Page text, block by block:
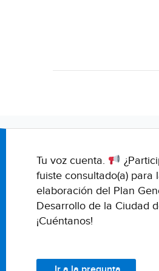
Tu voz cuenta.
fuiste consultado(a) para
elaboración del Plan
Desarrollo de la Ciudad
¡Cuéntanos!